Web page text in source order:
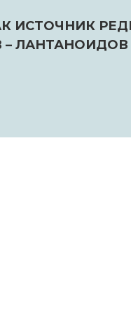
ИСТОЧНИК
ЛАНТАНОИДОВ